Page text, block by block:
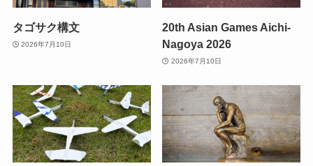
タゴサク構文
2026年7月10日
20th Asian Games Aichi-
Nagoya 2026
2026年7月10日